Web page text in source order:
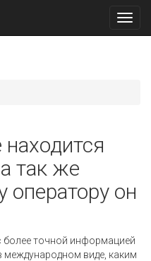
так же
оператору он
точной информацией
международном виде, каким